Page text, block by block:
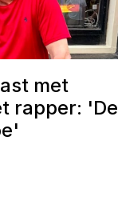
met
rapper: 'De